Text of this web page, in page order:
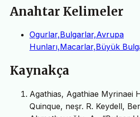
Anahtar Kelimeler
Ogurlar,Bulgarlar,Avrupa
Hunları,Macarlar,Büyük
Kaynakça
Agathias, Agathiae Myrinaei
Quinque, neşr. R. Keydell,